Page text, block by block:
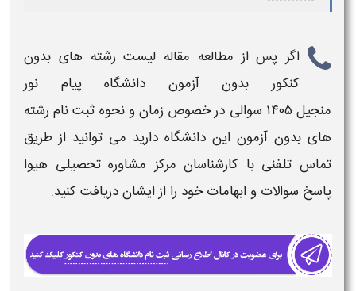
اگر پس از مطالعه مقاله لیست رشته های بدون
کنکور بدون آزمون دانشگاه پیام نور
منجیل ۱۴۰۵ سوالی در خصوص زمان و نحوه ثبت نام رشته
های بدون آزمون این دانشگاه دارید می توانید از طریق
تماس تلفنی با کارشناسان مرکز مشاوره تحصیلی هیوا
پاسخ سوالات و ابهامات خود را از ایشان دریافت کنید.